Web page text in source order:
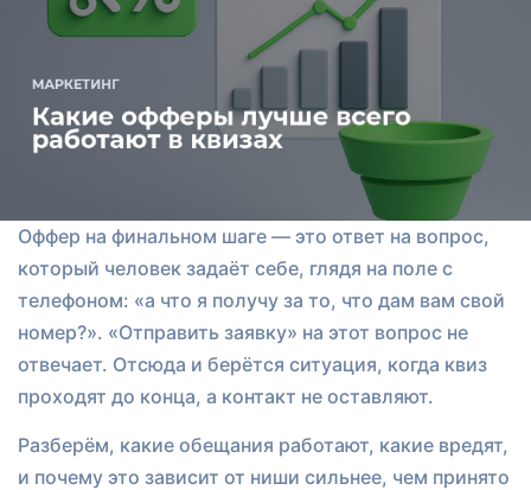
Оффер на финальном шаге — это ответ на вопрос,
который человек задаёт себе, глядя на поле с
телефоном: «а что я получу за то, что дам вам свой
номер?». «Отправить заявку» на этот вопрос не
отвечает. Отсюда и берётся ситуация, когда квиз
проходят до конца, а контакт не оставляют.
Разберём, какие обещания работают, какие вредят,
и почему это зависит от ниши сильнее, чем принято